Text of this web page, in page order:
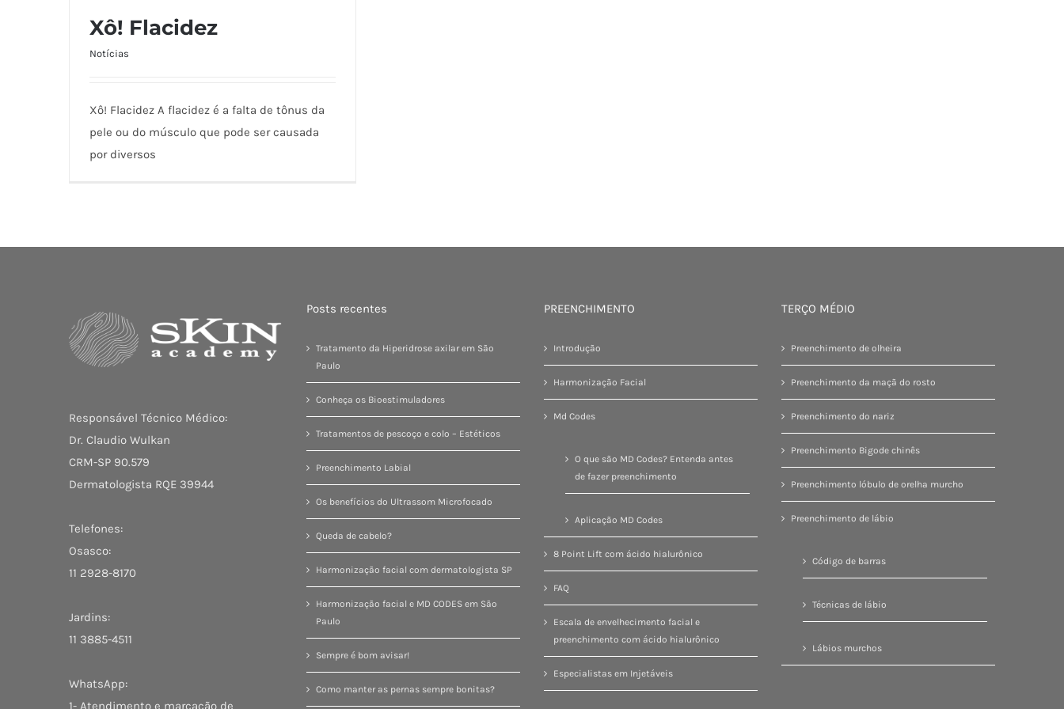
Xô! Flacidez
Notícias
Xô! Flacidez A flacidez é a falta de tônus da
pele ou do músculo que pode ser causada
por diversos
Responsável Técnico Médico:
Dr. Claudio Wulkan
CRM-SP 90.579
Dermatologista RQE 39944
Telefones:
Osasco:
11 2928-8170
Jardins:
11 3885-4511
WhatsApp:
1- Atendimento e marcação de
Posts recentes
Tratamento da Hiperidrose axilar em São
Paulo
Conheça os Bioestimuladores
Tratamentos de pescoço e colo – Estéticos
Preenchimento Labial
Os benefícios do Ultrassom Microfocado
Queda de cabelo?
Harmonização facial com dermatologista SP
Harmonização facial e MD CODES em São
Paulo
Sempre é bom avisar!
Como manter as pernas sempre bonitas?
PREENCHIMENTO
Introdução
Harmonização Facial
Md Codes
O que são MD Codes? Entenda antes
de fazer preenchimento
Aplicação MD Codes
8 Point Lift com ácido hialurônico
FAQ
Escala de envelhecimento facial e
preenchimento com ácido hialurônico
Especialistas em Injetáveis
TERÇO MÉDIO
Preenchimento de olheira
Preenchimento da maçã do rosto
Preenchimento do nariz
Preenchimento Bigode chinês
Preenchimento lóbulo de orelha murcho
Preenchimento de lábio
Código de barras
Técnicas de lábio
Lábios murchos